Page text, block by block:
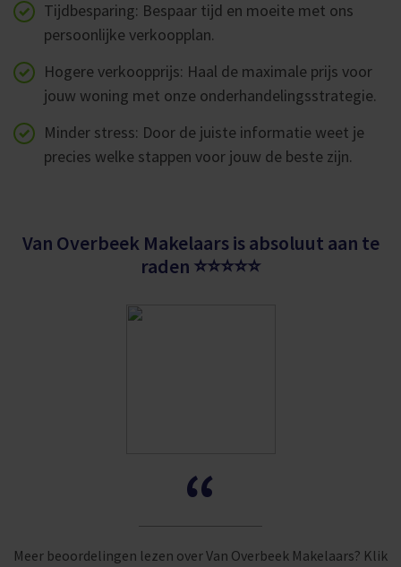
Tijdbesparing: Bespaar tijd en moeite met ons
persoonlijke verkoopplan.
Hogere verkoopprijs: Haal de maximale prijs voor
jouw woning met onze onderhandelingsstrategie.
Minder stress: Door de juiste informatie weet je
precies welke stappen voor jouw de beste zijn.
Van Overbeek Makelaars is absoluut aan te
raden ⭐⭐⭐⭐⭐
“
Meer beoordelingen lezen over Van Overbeek Makelaars? Klik